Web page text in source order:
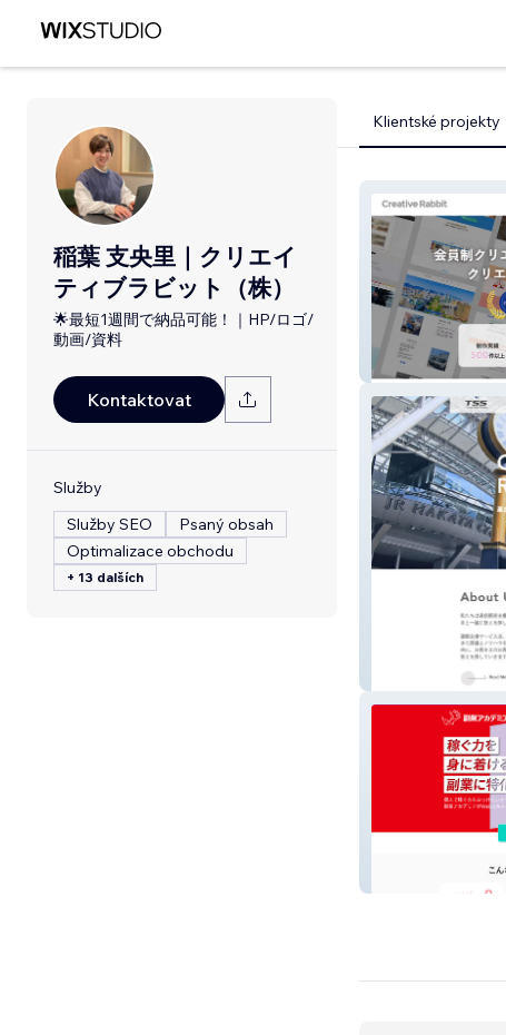
稲葉 支央里｜クリエイ
ティブラビット（株）
🌟最短1週間で納品可能！｜HP/ロゴ/
動画/資料
Kontaktovat
Služby
Služby SEO
Psaný obsah
Optimalizace obchodu
+ 13 dalších
Klientské projekty
クリエイティブ
通販支援サービス